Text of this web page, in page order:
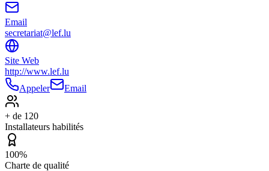
Email
secretariat@lef.lu
Site Web
http://www.lef.lu
Appeler
Email
+ de 120
Installateurs habilités
100%
Charte de qualité